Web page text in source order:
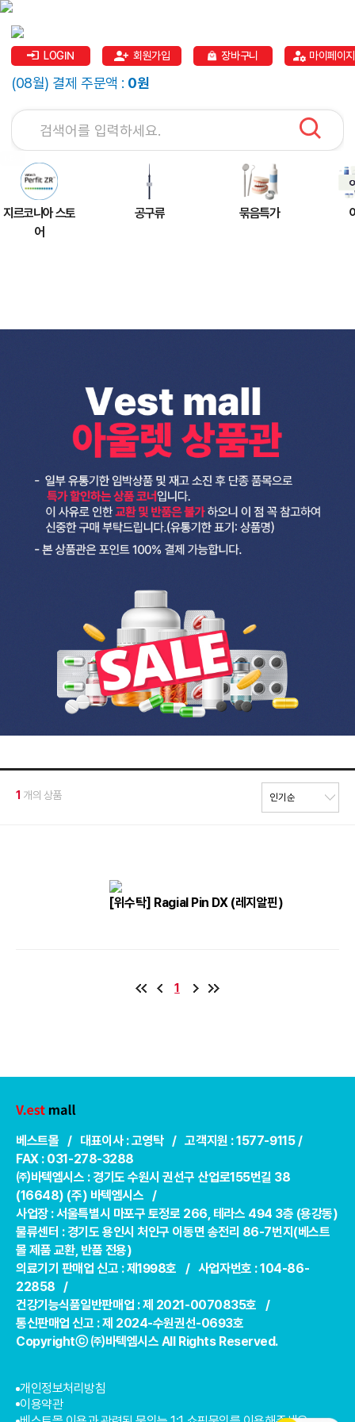
LOGIN 회원가입 장바구니 마이페이지
(08월) 결제 주문액 : 0원
지르코니아 스토
어
공구류 묶음특가
1 개의 상품
[위수탁] Ragial Pin DX (레지알핀)
1
베스트몰 / 대표이사 : 고영탁 / 고객지원 : 1577-9115 /
FAX : 031-278-3288
㈜바텍엠시스 : 경기도 수원시 권선구 산업로155번길 38
(16648) (주) 바텍엠시스 /
사업장 : 서울특별시 마포구 토정로 266, 테라스 494 3층 (용강동)
물류센터 : 경기도 용인시 처인구 이동면 송전리 86-7번지(베스트
몰 제품 교환, 반품 전용)
의료기기 판매업 신고 : 제1998호 / 사업자번호 : 104-86-
22858 /
건강기능식품일반판매업 : 제 2021-0070835호 /
통신판매업 신고 : 제 2024-수원권선-0693호
Copyrightⓒ ㈜바텍엠시스 All Rights Reserved.
개인정보처리방침
이용약관